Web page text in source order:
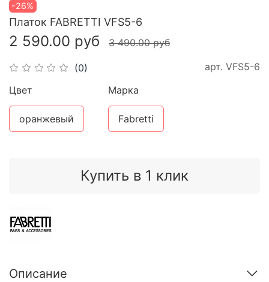
-26%
(0) арт. VFS5-6
Платок FABRETTI VFS5-6
2 590.00 руб 3 490.00 руб
Купить в 1 клик
Цвет
оранжевый
Марка
Fabretti
Описание